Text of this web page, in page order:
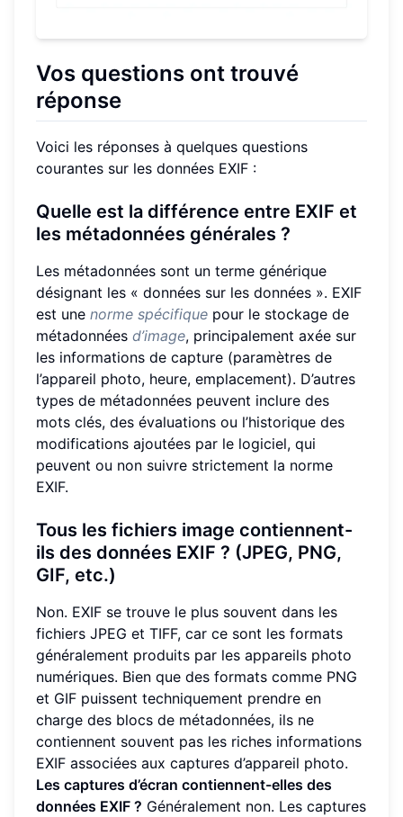
Vos questions ont trouvé
réponse
Voici les réponses à quelques questions
courantes sur les données EXIF :
Quelle est la différence entre EXIF et
les métadonnées générales ?
Les métadonnées sont un terme générique
désignant les « données sur les données ». EXIF
est une norme spécifique pour le stockage de
métadonnées d’image, principalement axée sur
les informations de capture (paramètres de
l’appareil photo, heure, emplacement). D’autres
types de métadonnées peuvent inclure des
mots clés, des évaluations ou l’historique des
modifications ajoutées par le logiciel, qui
peuvent ou non suivre strictement la norme
EXIF.
Tous les fichiers image contiennent-
ils des données EXIF ? (JPEG, PNG,
GIF, etc.)
Non. EXIF se trouve le plus souvent dans les
fichiers JPEG et TIFF, car ce sont les formats
généralement produits par les appareils photo
numériques. Bien que des formats comme PNG
et GIF puissent techniquement prendre en
charge des blocs de métadonnées, ils ne
contiennent souvent pas les riches informations
EXIF associées aux captures d’appareil photo.
Les captures d’écran contiennent-elles des
données EXIF ? Généralement non. Les captures